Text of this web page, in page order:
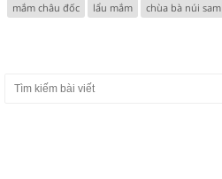
mắm châu đốc
lẩu mắm chùa bà núi sam